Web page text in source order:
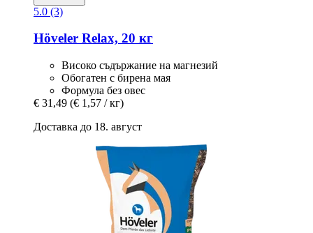
5.0 (3)
Höveler Relax, 20 кг
Високо съдържание на магнезий
Обогатен с бирена мая
Формула без овес
€ 31,49 (€ 1,57 / кг)
Доставка до 18. август